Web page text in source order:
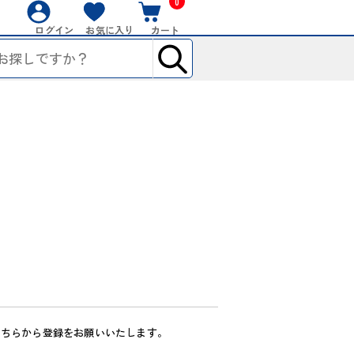
ログイン お気に入り カート
らから登録をお願いいたします。